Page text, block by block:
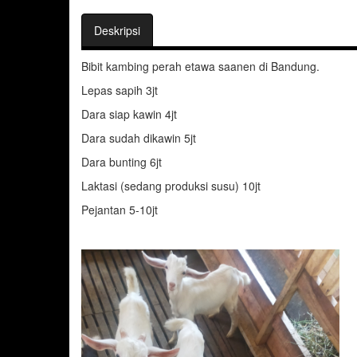
Deskripsi
Bibit kambing perah etawa saanen di Bandung.
Lepas sapih 3jt
Dara siap kawin 4jt
Dara sudah dikawin 5jt
Dara bunting 6jt
Laktasi (sedang produksi susu) 10jt
Pejantan 5-10jt